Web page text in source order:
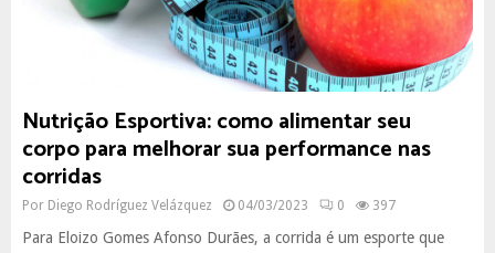
Nutrição Esportiva: como alimentar seu
corpo para melhorar sua performance nas
corridas
Por Diego Rodríguez Velázquez 04/03/2023 0 397
Para Eloizo Gomes Afonso Durães, a corrida é um esporte que